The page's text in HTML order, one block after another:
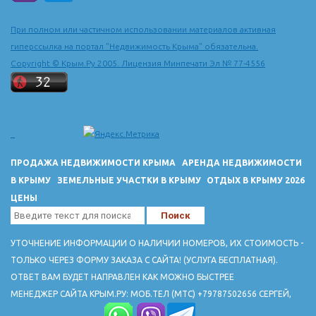
При полном или частичном использовании материалов активная
гиперссылка на портал "Недвижимость Крыма" обязательна.
Copyright © Крым.Ру 2005. Лицензия Минпечати Эл № 77-4556
ПРОДАЖА НЕДВИЖИМОСТИ КРЫМА
АРЕНДА НЕДВИЖИМОСТИ
В КРЫМУ
ЗЕМЕЛЬНЫЕ УЧАСТКИ В КРЫМУ
ОТДЫХ В КРЫМУ 2026
ЦЕНЫ
УТОЧНЕНИЕ ИНФОРМАЦИИ О НАЛИЧИИ НОМЕРОВ, ИХ СТОИМОСТЬ -
ТОЛЬКО ЧЕРЕЗ ФОРМУ ЗАКАЗА С САЙТА! (УСЛУГА БЕСПЛАТНАЯ).
ОТВЕТ ВАМ БУДЕТ НАПРАВЛЕН КАК МОЖНО БЫСТРЕЕ
МЕНЕДЖЕР САЙТА КРЫМ.РУ: МОБ.ТЕЛ (МТС) +79787502656 СЕРГЕЙ,